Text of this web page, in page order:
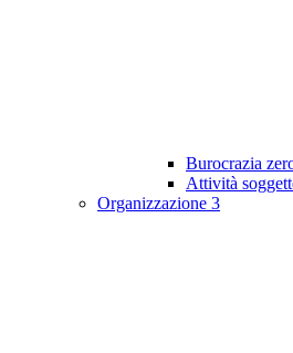
Burocrazia
Attività
Organizzazione 3